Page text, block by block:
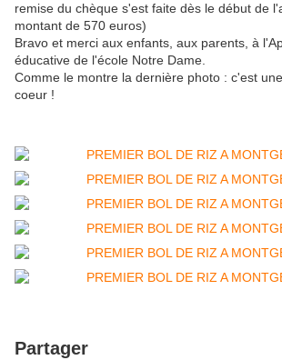
remise du chèque s'est faite dès le début de
montant de 570 euros)
Bravo et merci aux enfants, aux parents, à
éducative de l'école Notre Dame.
Comme le montre la dernière photo : c'est
coeur !
Partager